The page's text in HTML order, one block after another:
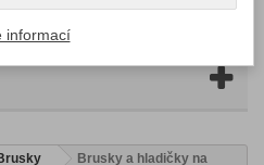
Brusky a hladičky na
informací